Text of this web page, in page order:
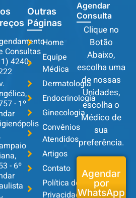
Consultas
4240-
- 1º
- 6º
Outras
Páginas
Home
Equipe
Médica
Dermatologia
Endocrinologia
Ginecologia
Convênios
Atendidos
Artigos
Contato
Política de
Privacidade
Agendar
Consulta
Clique no
Botão
Abaixo,
escolha uma
de nossas
Unidades,
escolha o
Médico de
sua
preferência.
Agendar
por
WhatsApp